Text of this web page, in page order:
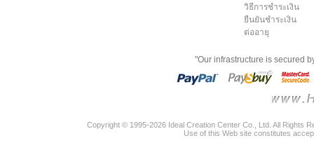
วิธีการชำระเงิน
ยืนยันชำระเงิน
ต่ออายุ
"Our infrastructure is secured
Copyright © 1995-2026 Ideal Creation Center Co., Ltd. All Rights
Use of this Web site constitutes